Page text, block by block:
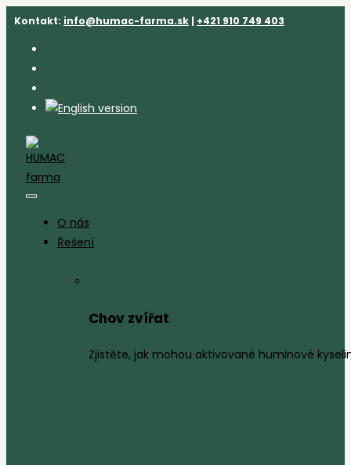
Přejít
obsahu
Kontakt: info@humac-farma.sk | +421 910 749 403
O nás
Řešení
Chov zvířat
Zjistěte, jak mohou aktivované huminové